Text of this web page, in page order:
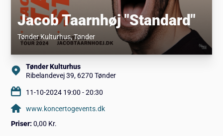
Jacob Taarnhøj "Standard"
Tønder Kulturhus, Tønder
Tønder Kulturhus
Ribelandevej 39, 6270 Tønder
11-10-2024 19:00 - 20:30
www.koncertogevents.dk
Priser: 0,00 Kr.